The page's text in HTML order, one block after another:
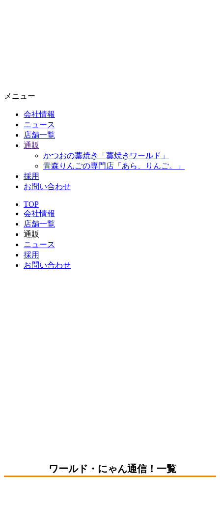
メニュー
会社情報
ニュース
店舗一覧
通販
かつおの藁焼き「藁焼きワールド」
青森りんごの専門店「あら、りんご。」
採用
お問い合わせ
TOP
会社情報
店舗一覧
通販
ニュース
採用
お問い合わせ
ワールド・にゃん通信！一覧